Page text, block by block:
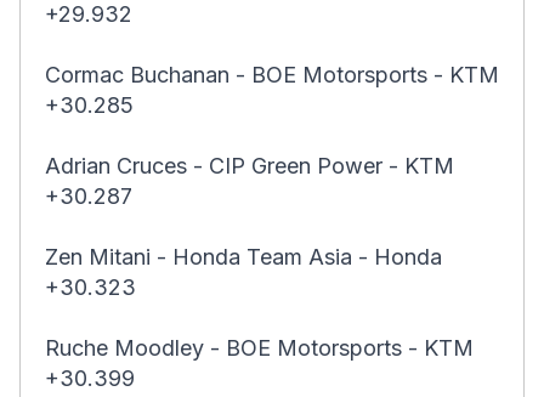
+29.932
Cormac Buchanan - BOE Motorsports - KTM
+30.285
Adrian Cruces - CIP Green Power - KTM
+30.287
Zen Mitani - Honda Team Asia - Honda
+30.323
Ruche Moodley - BOE Motorsports - KTM
+30.399